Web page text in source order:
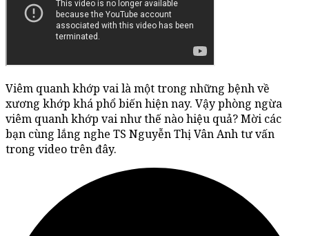
Viêm quanh khớp vai là một trong những bệnh về
xương khớp khá phổ biến hiện nay. Vậy phòng ngừa
viêm quanh khớp vai như thế nào hiệu quả? Mời các
bạn cùng lắng nghe TS Nguyễn Thị Vân Anh tư vấn
trong video trên đây.